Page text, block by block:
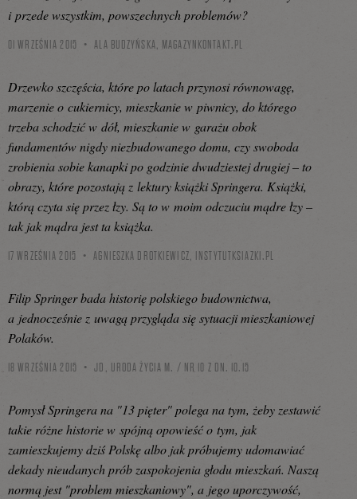
i przede wszystkim, powszechnych problemów?
01 WRZEŚNIA 2015 ALA BUDZYŃSKA, MAGAZYNKONTAKT.PL
Drzewko szczęścia, które po latach przynosi równowagę,
marzenie o cukiernicy, mieszkanie w piwnicy, do którego
trzeba schodzić w dół, mieszkanie w garażu obok
fundamentów nigdy niezbudowanego domu, czy swoboda
zrobienia sobie kanapki po godzinie dwudziestej drugiej – to
obrazy, które pozostają z lektury książki Springera. Książki,
którą czyta się przez łzy. Są to w moim odczuciu mądre łzy –
tak jak mądra jest ta książka.
17 WRZEŚNIA 2015 AGNIESZKA DROTKIEWICZ, INSTYTUTKSIAZKI.PL
Filip Springer bada historię polskiego budownictwa,
a jednocześnie z uwagą przygląda się sytuacji mieszkaniowej
Polaków.
18 WRZEŚNIA 2015 JD, URODA ŻYCIA M. / NR 10 Z DN. 10.15
Pomysł Springera na "13 pięter" polega na tym, żeby zestawić
takie różne historie w spójną opowieść o tym, jak
zamieszkujemy dziś Polskę albo jak próbujemy udomawiać
dekady nieudanych prób zaspokojenia głodu mieszkań. Naszą
normą jest "problem mieszkaniowy", a jego uporczywość,